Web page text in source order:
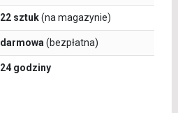
22 sztuk(na magazynie)
darmowa (bezpłatna)
24 godziny